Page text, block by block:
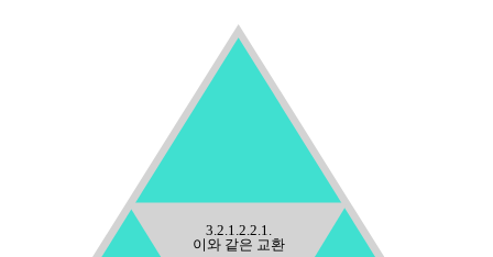
3.2.1.2.2.1.
이와 같은 교환